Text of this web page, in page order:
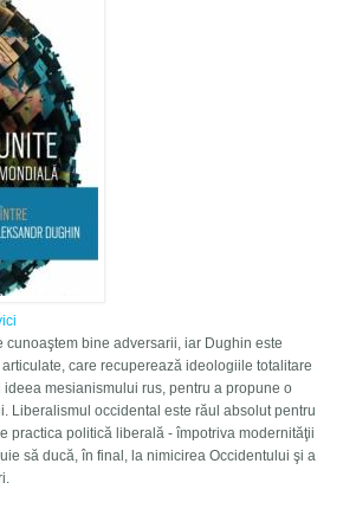
cunoaştem bine adversarii, iar Dughin este
care recuperează ideologiile totalitare
mesianismului rus, pentru a propune o
Liberalismul occidental este răul absolut pentru
practica politică liberală - împotriva modernităţii
să ducă, în final, la nimicirea Occidentului şi a